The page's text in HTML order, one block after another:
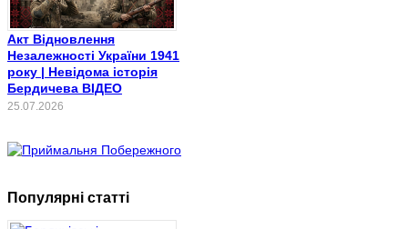
Акт Відновлення
Незалежності України 1941
року | Невідома історія
Бердичева ВІДЕО
25.07.2026
Популярні статті